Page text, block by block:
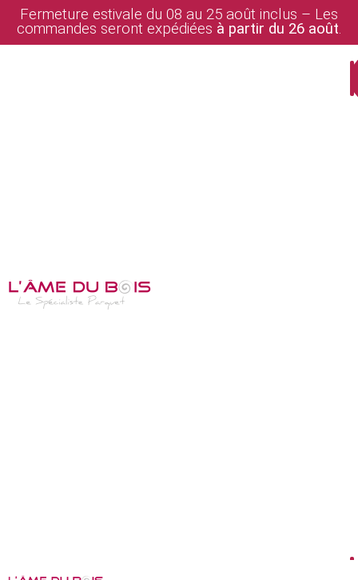
Fermeture estivale du 08 au 25 août inclus – Les
commandes seront expédiées à partir du 26 août.